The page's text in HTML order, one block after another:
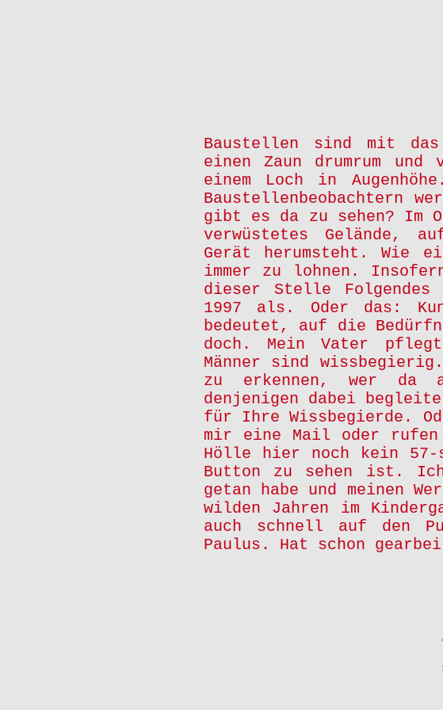
Baustellen sind mit das
einen Zaun drumrum
einem Loch in
Baustellenbeobachtern
gibt es da zu sehen? Im
verwüstetes Gelände,
Gerät herumsteht. Wie
immer zu lohnen.
dieser Stelle
1997 als. Oder das:
bedeutet, auf die
doch. Mein Vater
Männer sind
zu erkennen, wer da
denjenigen dabei
für Ihre Wissbegierde.
mir eine Mail oder rufen
Hölle hier noch kein
Button zu sehen ist.
getan habe und meinen
wilden Jahren im
auch schnell auf den
Paulus. Hat schon